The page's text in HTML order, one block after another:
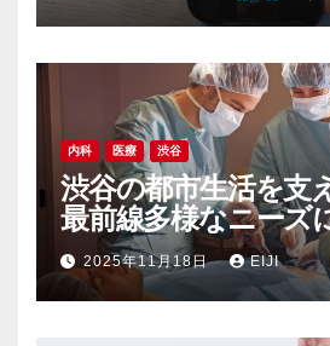
内科 医療 渋谷
渋谷の都市生活を支
最前線多様なニーズ
の健康インフラ
2025年11月18日 EIJI